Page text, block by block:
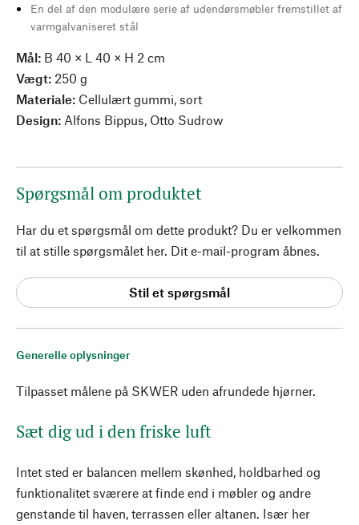
Generelle oplysninger
Tilpasset målene på SKWER uden afrundede hjørner.
Sæt dig ud i den friske luft
Intet sted er balancen mellem skønhed, holdbarhed og
funktionalitet sværere at finde end i møbler og andre
genstande til haven, terrassen eller altanen. Især her
En del af den modulære serie af udendørsmøbler fremstillet af
varmgalvaniseret stål
Mål: B 40 × L 40 × H 2 cm
Vægt: 250 g
Materiale: Cellulært gummi, sort
Design: Alfons Bippus, Otto Sudrow
Spørgsmål om produktet
Har du et spørgsmål om dette produkt? Du er velkommen
til at stille spørgsmålet her. Dit e-mail-program åbnes.
Stil et spørgsmål